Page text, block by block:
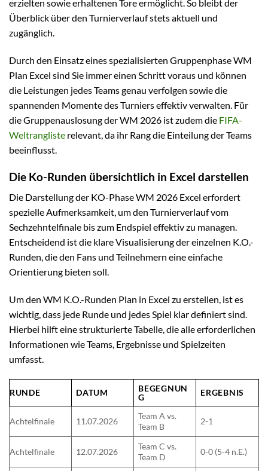
erzielten sowie erhaltenen Tore ermöglicht. So bleibt der
Überblick über den Turnierverlauf stets aktuell und
zugänglich.
Durch den Einsatz eines spezialisierten Gruppenphase WM
Plan Excel sind Sie immer einen Schritt voraus und können
die Leistungen jedes Teams genau verfolgen sowie die
spannenden Momente des Turniers effektiv verwalten. Für
die Gruppenauslosung der WM 2026 ist zudem die FIFA-
Weltrangliste relevant, da ihr Rang die Einteilung der Teams
beeinflusst.
Die Ko-Runden übersichtlich in Excel darstellen
Die Darstellung der KO-Phase WM 2026 Excel erfordert
spezielle Aufmerksamkeit, um den Turnierverlauf vom
Sechzehntelfinale bis zum Endspiel effektiv zu managen.
Entscheidend ist die klare Visualisierung der einzelnen K.O.-
Runden, die den Fans und Teilnehmern eine einfache
Orientierung bieten soll.
Um den WM K.O.-Runden Plan in Excel zu erstellen, ist es
wichtig, dass jede Runde und jedes Spiel klar definiert sind.
Hierbei hilft eine strukturierte Tabelle, die alle erforderlichen
Informationen wie Teams, Ergebnisse und Spielzeiten
umfasst.
RUNDE DATUM
BEGEGNUN
G
ERGEBNIS
Achtelfinale 11.07.2026
Team A vs.
Team B
2-1
Achtelfinale 12.07.2026
Team C vs.
Team D
0-0 (5-4 n.E.)